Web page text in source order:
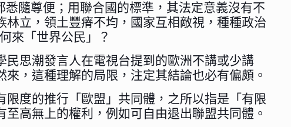
隨尊便；用聯合國的標準，其法定意義沒有不
立，領土豐瘠不均，國家互相敵視，種種政治
來「世界公民」？
思潮發言人在電視台提到的歐洲不講或少講
，這種理解的局限，注定其結論也必有偏頗。
度的推行「歐盟」共同體，之所以指是「有限
高無上的權利，例如可自由退出聯盟共同體。